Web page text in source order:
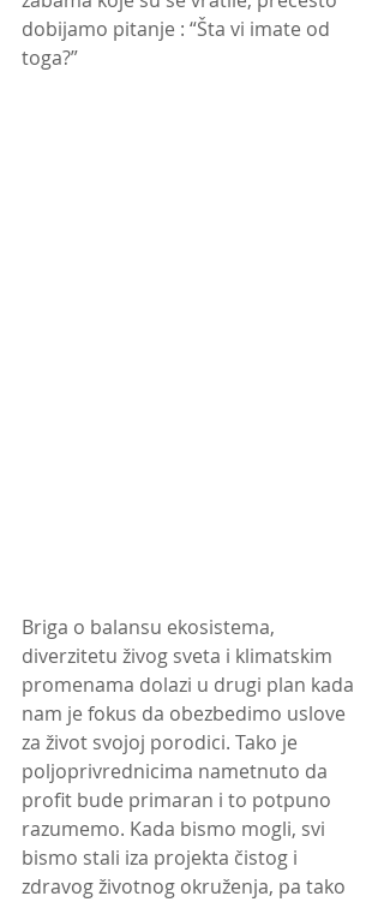
dobijamo pitanje : “Šta vi imate od
toga?”
Briga o balansu ekosistema,
diverzitetu živog sveta i klimatskim
promenama dolazi u drugi plan kada
nam je fokus da obezbedimo uslove
za život svojoj porodici. Tako je
poljoprivrednicima nametnuto da
profit bude primaran i to potpuno
razumemo. Kada bismo mogli, svi
bismo stali iza projekta čistog i
zdravog životnog okruženja, pa tako